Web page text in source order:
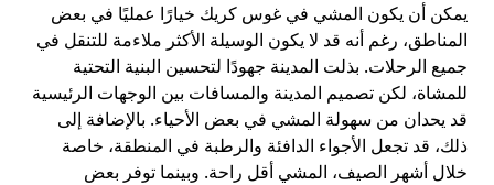
يمكن أن يكون المشي في غوس كريك خيارًا عمليًا في بعض
المناطق، رغم أنه قد لا يكون الوسيلة الأكثر ملاءمة للتنقل في
جميع الرحلات. بذلت المدينة جهودًا لتحسين البنية التحتية
للمشاة، لكن تصميم المدينة والمسافات بين الوجهات الرئيسية
قد يحدان من سهولة المشي في بعض الأحياء. بالإضافة إلى
ذلك، قد تجعل الأجواء الدافئة والرطبة في المنطقة، خاصة
خلال أشهر الصيف، المشي أقل راحة. وبينما توفر بعض